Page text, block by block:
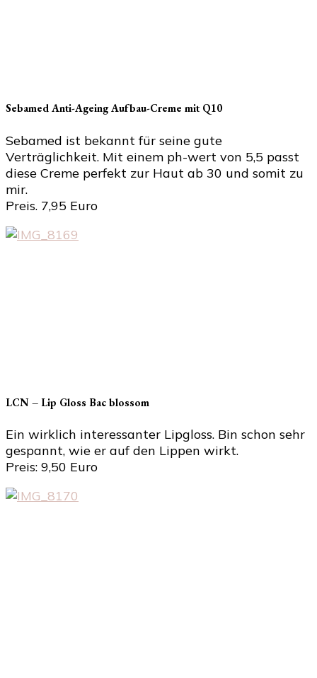
Sebamed Anti-Ageing Aufbau-Creme mit Q10
Sebamed ist bekannt für seine gute
Verträglichkeit. Mit einem ph-wert von 5,5 passt
diese Creme perfekt zur Haut ab 30 und somit zu
mir.
Preis. 7,95 Euro
LCN – Lip Gloss Bac blossom
Ein wirklich interessanter Lipgloss. Bin schon sehr
gespannt, wie er auf den Lippen wirkt.
Preis: 9,50 Euro